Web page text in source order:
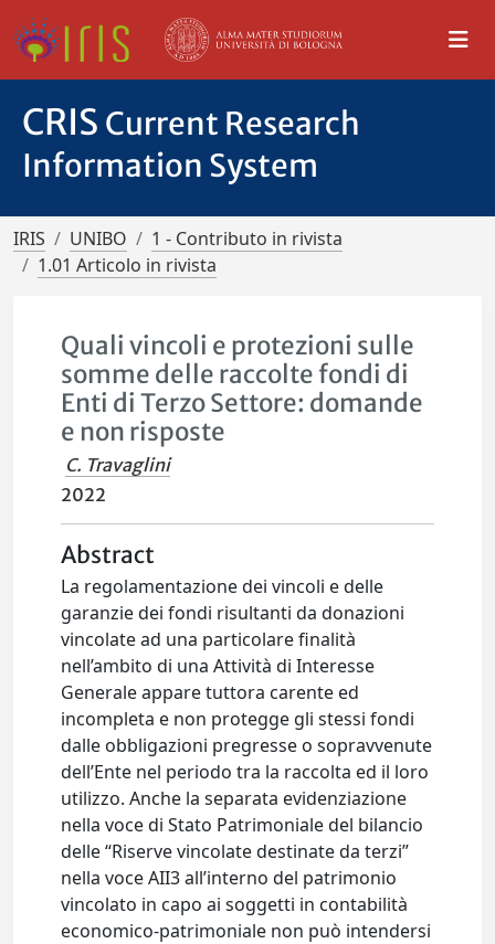
CRIS Current Research
Information System
IRIS UNIBO
1 - Contributo in rivista
1.01 Articolo in rivista
Quali vincoli e protezioni sulle
somme delle raccolte fondi di
Enti di Terzo Settore: domande
e non risposte
C. Travaglini
2022
Abstract
La regolamentazione dei vincoli e delle
garanzie dei fondi risultanti da donazioni
vincolate ad una particolare finalità
nell’ambito di una Attività di Interesse
Generale appare tuttora carente ed
incompleta e non protegge gli stessi fondi
dalle obbligazioni pregresse o sopravvenute
dell’Ente nel periodo tra la raccolta ed il loro
utilizzo. Anche la separata evidenziazione
nella voce di Stato Patrimoniale del bilancio
delle “Riserve vincolate destinate da terzi”
nella voce AII3 all’interno del patrimonio
vincolato in capo ai soggetti in contabilità
economico-patrimoniale non può intendersi